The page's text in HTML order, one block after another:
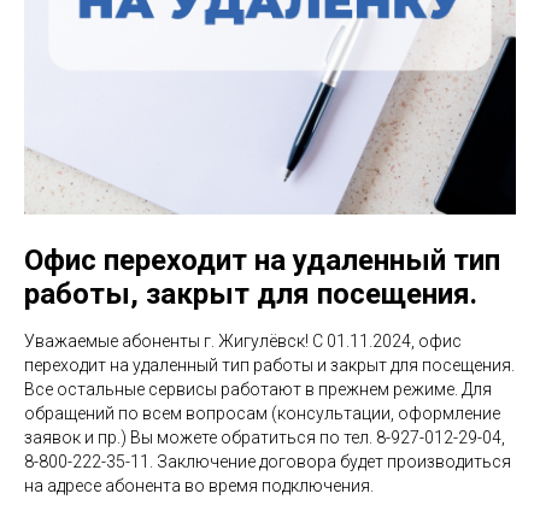
Офис переходит на удаленный тип
работы, закрыт для посещения.
Уважаемые абоненты г. Жигулёвск! С 01.11.2024, офис
переходит на удаленный тип работы и закрыт для посещения.
Все остальные сервисы работают в прежнем режиме. Для
обращений по всем вопросам (консультации, оформление
заявок и пр.) Вы можете обратиться по тел. 8-927-012-29-04,
8-800-222-35-11. Заключение договора будет производиться
на адресе абонента во время подключения.